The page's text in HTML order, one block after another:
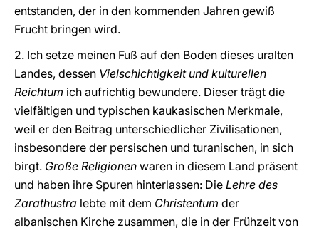
entstanden, der in den kommenden Jahren gewiß
Frucht bringen wird.
2. Ich setze meinen Fuß auf den Boden dieses uralten
Landes, dessen Vielschichtigkeit und kulturellen
Reichtum ich aufrichtig bewundere. Dieser trägt die
vielfältigen und typischen kaukasischen Merkmale,
weil er den Beitrag unterschiedlicher Zivilisationen,
insbesondere der persischen und turanischen, in sich
birgt. Große Religionen waren in diesem Land präsent
und haben ihre Spuren hinterlassen: Die Lehre des
Zarathustra lebte mit dem Christentum der
albanischen Kirche zusammen, die in der Frühzeit von